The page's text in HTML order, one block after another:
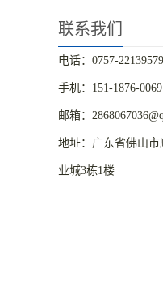
联系我们
电话：0757-22139579
手机：151-1876-0069
邮箱：
地址：广东省佛山
业城3栋1楼